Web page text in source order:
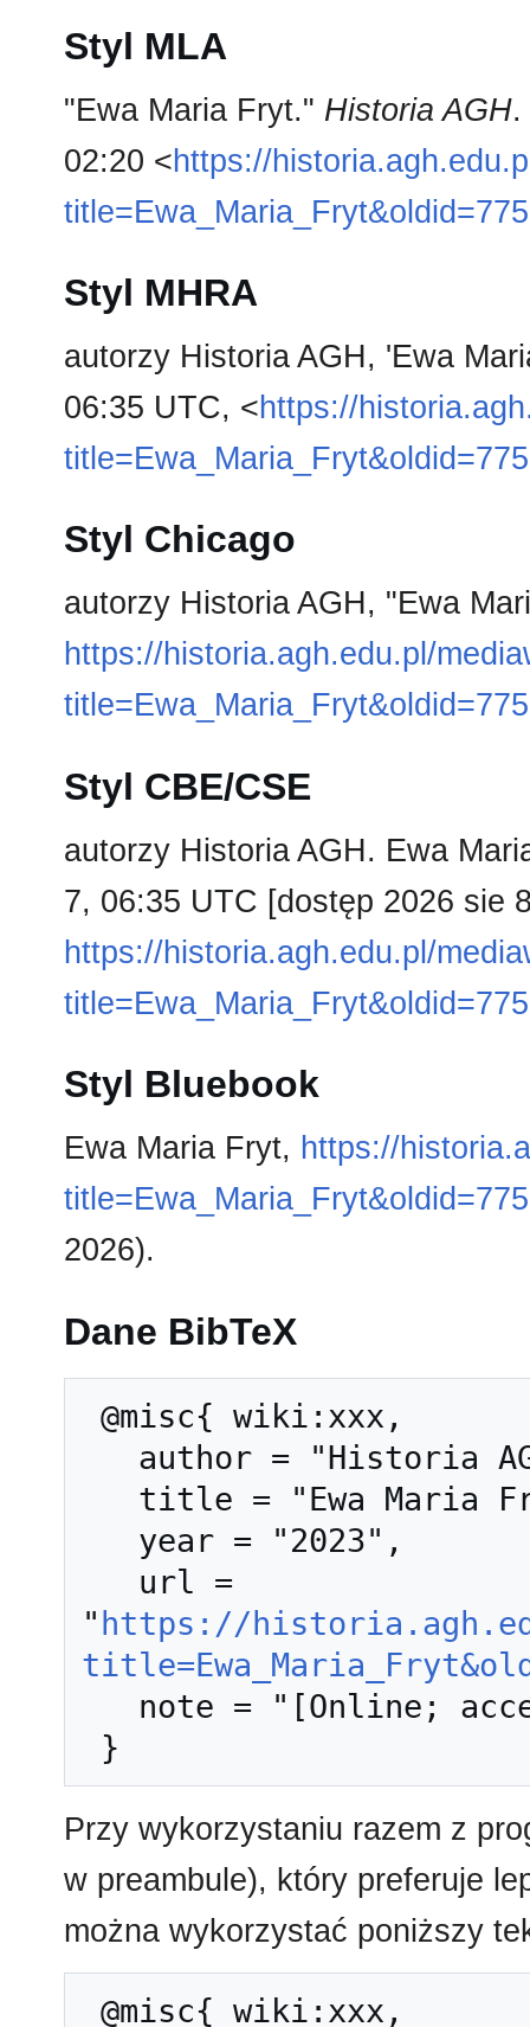
Styl MLA
"Ewa Maria Fryt." Historia AGH
02:20 <https://
Styl MHRA
autorzy Historia AGH, 'Ewa
06:35 UTC, <https://
Styl Chicago
autorzy Historia AGH, "Ewa
https://historia.agh.edu.pl/
Styl CBE/CSE
autorzy Historia AGH. Ewa
7, 06:35 UTC [dostęp 2026 sie
https://historia.agh.edu.pl/
Styl Bluebook
Ewa Maria Fryt, https://
2026).
Dane BibTeX
" https://
Przy wykorzystaniu razem z
w preambule), który preferuje
można wykorzystać poniższy